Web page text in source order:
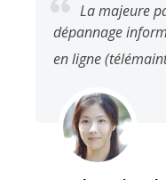
La majeure
dépannage
en ligne